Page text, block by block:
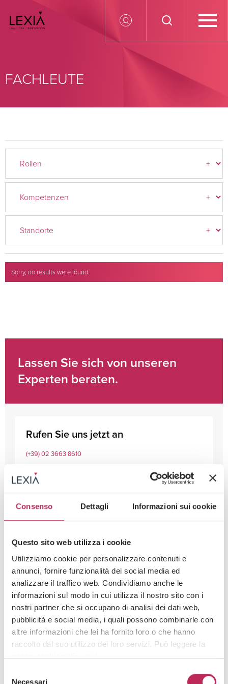
Consenso Dettagli Informazioni sui cookie
Questo sito web utilizza i cookie
Utilizziamo cookie per personalizzare contenuti e
annunci, fornire funzionalità dei social media ed
analizzare il traffico web. Condividiamo anche le
informazioni sul modo in cui utilizza il nostro sito con i
nostri partner che si occupano di analisi dei dati web,
pubblicità e social media, i quali possono combinarle con
altre informazioni che lei ha fornito loro o che hanno
raccolto dal suo utilizzo dei loro servizi. Può leggere la
nostra cookie policyqui.
Attenzione: chiudendo questo banner, cliccando in
Necessari
FACHLEUTE
Sorry, no results were found.
Lassen Sie sich von unseren
Experten beraten.
Rufen Sie uns jetzt an
(+39) 02 3663 8610
Anfrage senden
Sachverstand
GOVERNANCE & RESPONSIBILITY
EXPERTISE